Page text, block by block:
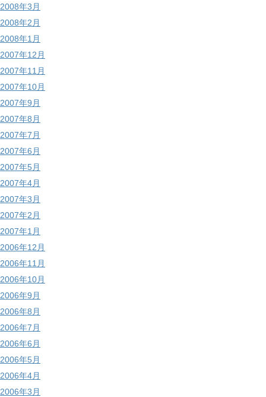
2008年3月
2008年2月
2008年1月
2007年12月
2007年11月
2007年10月
2007年9月
2007年8月
2007年7月
2007年6月
2007年5月
2007年4月
2007年3月
2007年2月
2007年1月
2006年12月
2006年11月
2006年10月
2006年9月
2006年8月
2006年7月
2006年6月
2006年5月
2006年4月
2006年3月